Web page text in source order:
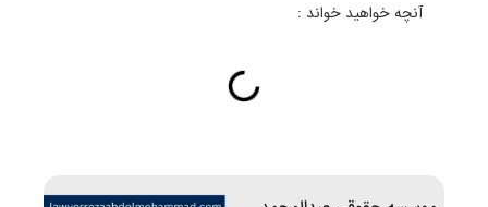
آنچه خواهید خواند :